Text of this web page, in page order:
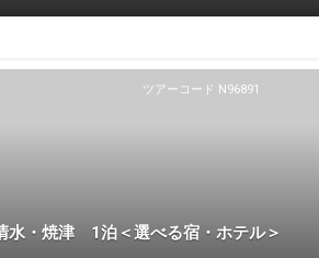
ツアーコード N96891
・焼津 1泊＜選べる宿・ホテル＞